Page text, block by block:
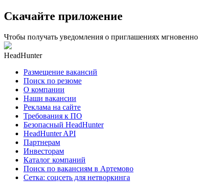
Скачайте приложение
Чтобы получать уведомления о приглашениях мгновенно
HeadHunter
Размещение вакансий
Поиск по резюме
О компании
Наши вакансии
Реклама на сайте
Требования к ПО
Безопасный HeadHunter
HeadHunter API
Партнерам
Инвесторам
Каталог компаний
Поиск по вакансиям в Артемово
Сетка: соцсеть для нетворкинга